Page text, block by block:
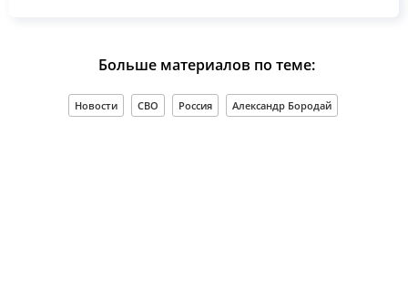
Больше материалов по теме:
Новости СВО Россия Александр Бородай